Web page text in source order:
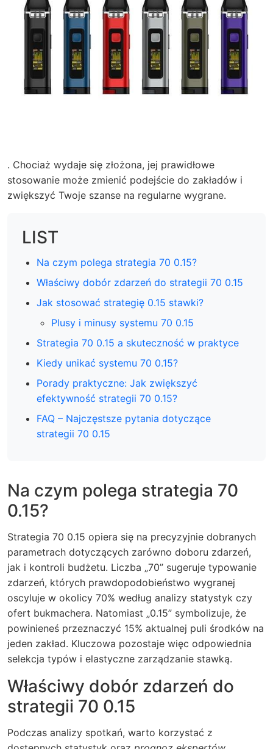
. Chociaż wydaje się złożona, jej prawidłowe
stosowanie może zmienić podejście do zakładów i
zwiększyć Twoje szanse na regularne wygrane.
LIST
Na czym polega strategia 70 0.15?
Właściwy dobór zdarzeń do strategii 70 0.15
Jak stosować strategię 0.15 stawki?
Plusy i minusy systemu 70 0.15
Strategia 70 0.15 a skuteczność w praktyce
Kiedy unikać systemu 70 0.15?
Porady praktyczne: Jak zwiększyć
efektywność strategii 70 0.15?
FAQ – Najczęstsze pytania dotyczące
strategii 70 0.15
Na czym polega strategia 70
0.15?
Strategia 70 0.15 opiera się na precyzyjnie dobranych
parametrach dotyczących zarówno doboru zdarzeń,
jak i kontroli budżetu. Liczba „70” sugeruje typowanie
zdarzeń, których prawdopodobieństwo wygranej
oscyluje w okolicy 70% według analizy statystyk czy
ofert bukmachera. Natomiast „0.15” symbolizuje, że
powinieneś przeznaczyć 15% aktualnej puli środków na
jeden zakład. Kluczowa pozostaje więc odpowiednia
selekcja typów i elastyczne zarządzanie stawką.
Właściwy dobór zdarzeń do
strategii 70 0.15
Podczas analizy spotkań, warto korzystać z